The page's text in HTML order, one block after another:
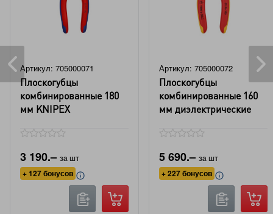
Артикул: 705000071
Плоскогубцы
комбинированные 180
мм KNIPEX
3 190.– за шт
+ 127 бонусов
Артикул: 705000072
Плоскогубцы
комбинированные 160
мм диэлектрические
5 690.– за шт
+ 227 бонусов